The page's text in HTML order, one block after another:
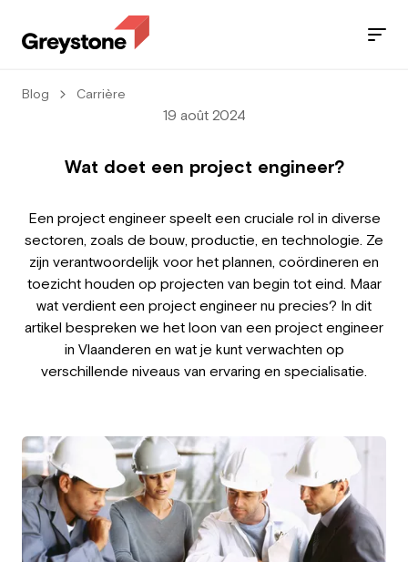
Travailleur
Travailler chez Greystone
À propos de nous
Notre équipe
Jobs
Blog
Contact
Blog Carrière
19 août 2024
Wat doet een project engineer?
Een project engineer speelt een cruciale rol in diverse
sectoren, zoals de bouw, productie, en technologie. Ze
zijn verantwoordelijk voor het plannen, coördineren en
toezicht houden op projecten van begin tot eind. Maar
wat verdient een project engineer nu precies? In dit
artikel bespreken we het loon van een project engineer
in Vlaanderen en wat je kunt verwachten op
verschillende niveaus van ervaring en specialisatie.